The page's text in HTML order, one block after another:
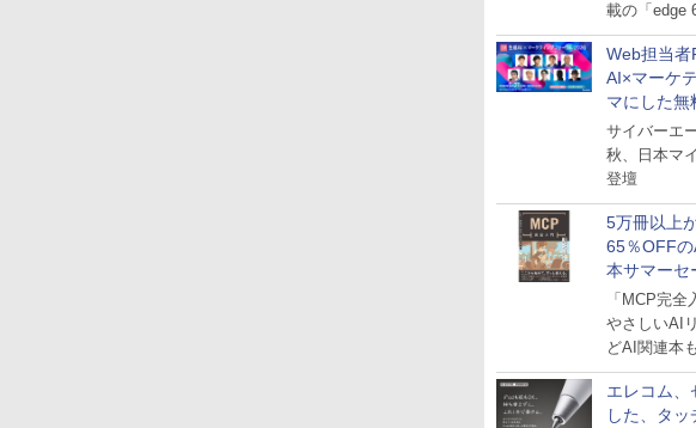
載の「edge
Web担当
AI×マーケ
マにした無
27日にオ
サイバーエ
秋、日本マ
登壇
5万冊以上
65％OFF
本サマーセ
「MCP完
やさしいAI
どAI関連本
エレコム、
した、タ